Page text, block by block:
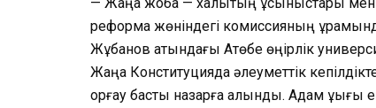
реформа жөніндегі комиссияның
Жұбанов атындағы Ақтөбе өңірлік
Жаңа Конституцияда әлеуметтік
қорғау басты назарға алынды. Адам құқығы